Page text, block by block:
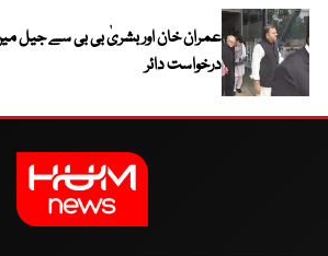
عمران خان اور بشریٰ بی بی سے جیل
درخواست دائر